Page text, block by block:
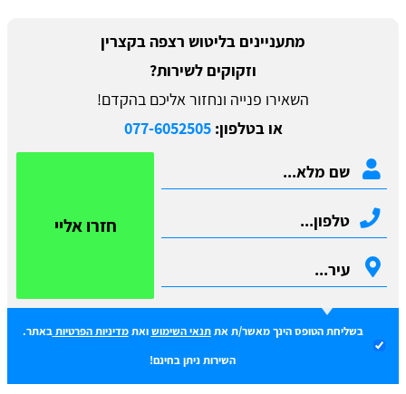
מתעניינים בליטוש רצפה בקצרין
וזקוקים לשירות?
השאירו פנייה ונחזור אליכם בהקדם!
או בטלפון:077-6052505
חזרו אליי
בשליחת הטופס הינך מאשר/ת אתתנאי השימושואתמדיניות הפרטיות באתר.
השירות ניתן בחינם!